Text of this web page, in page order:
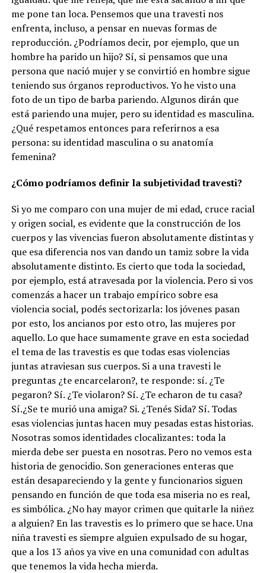
me pone tan loca. Pensemos que una travesti nos
enfrenta, incluso, a pensar en nuevas formas de
reproducción. ¿Podríamos decir, por ejemplo, que un
hombre ha parido un hijo? Sí, si pensamos que una
persona que nació mujer y se convirtió en hombre sigue
teniendo sus órganos reproductivos. Yo he visto una
foto de un tipo de barba pariendo. Algunos dirán que
está pariendo una mujer, pero su identidad es masculina.
¿Qué respetamos entonces para referirnos a esa
persona: su identidad masculina o su anatomía
femenina?
¿Cómo podríamos definir la subjetividad travesti?
Si yo me comparo con una mujer de mi edad, cruce racial
y origen social, es evidente que la construcción de los
cuerpos y las vivencias fueron absolutamente distintas y
que esa diferencia nos van dando un tamiz sobre la vida
absolutamente distinto. Es cierto que toda la sociedad,
por ejemplo, está atravesada por la violencia. Pero si vos
comenzás a hacer un trabajo empírico sobre esa
violencia social, podés sectorizarla: los jóvenes pasan
por esto, los ancianos por esto otro, las mujeres por
aquello. Lo que hace sumamente grave en esta sociedad
el tema de las travestis es que todas esas violencias
juntas atraviesan sus cuerpos. Si a una travesti le
preguntas ¿te encarcelaron?, te responde: sí. ¿Te
pegaron? Sí. ¿Te violaron? Sí. ¿Te echaron de tu casa?
Sí.¿Se te murió una amiga? Si. ¿Tenés Sida? Sí. Todas
esas violencias juntas hacen muy pesadas estas historias.
Nosotras somos identidades clocalizantes: toda la
mierda debe ser puesta en nosotras. Pero no vemos esta
historia de genocidio. Son generaciones enteras que
están desapareciendo y la gente y funcionarios siguen
pensando en función de que toda esa miseria no es real,
es simbólica. ¿No hay mayor crimen que quitarle la niñez
a alguien? En las travestis es lo primero que se hace. Una
niña travesti es siempre alguien expulsado de su hogar,
que a los 13 años ya vive en una comunidad con adultas
que tenemos la vida hecha mierda.